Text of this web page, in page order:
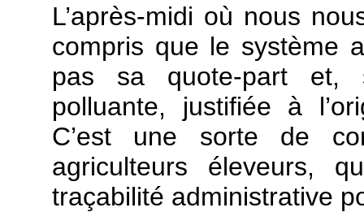
L’après-midi où nous
compris que le système
pas sa quote-part et,
polluante, justifiée à
C’est une sorte de
agriculteurs éleveurs,
traçabilité administrative